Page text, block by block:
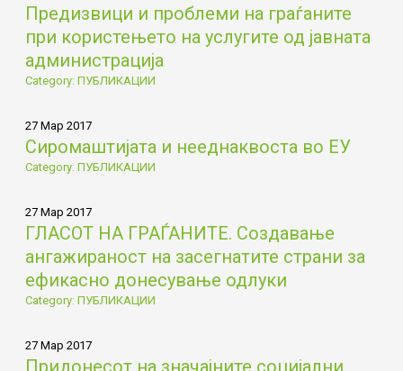
Предизвици и проблеми на граѓаните
при користењето на услугите од јавната
администрација
Category: ПУБЛИКАЦИИ
27 Мар 2017
Сиромаштијата и нееднаквоста во ЕУ
Category: ПУБЛИКАЦИИ
27 Мар 2017
ГЛАСОТ НА ГРАЃАНИТЕ. Создавање
ангажираност на засегнатите страни за
ефикасно донесување одлуки
Category: ПУБЛИКАЦИИ
27 Мар 2017
Придонесот на значајните социјални